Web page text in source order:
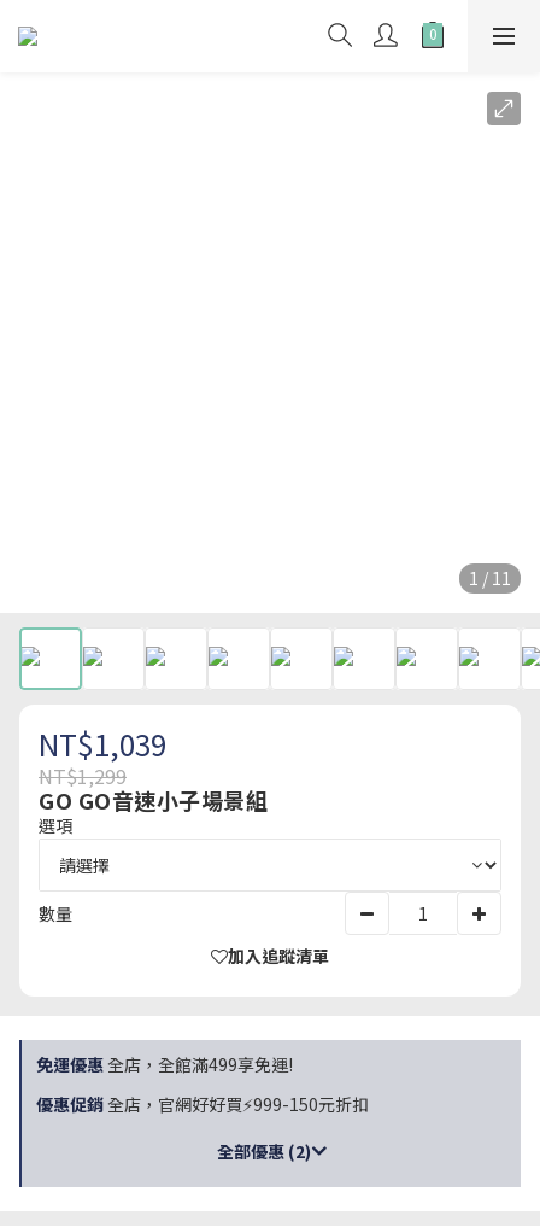
1 / 11
NT$1,039
NT$1,299
GO GO音速小子場景組
選項
數量
加入追蹤清單
免運優惠全店，全館滿499享免運!
優惠促銷全店，官網好好買⚡999-150元折扣
全部優惠 (2)